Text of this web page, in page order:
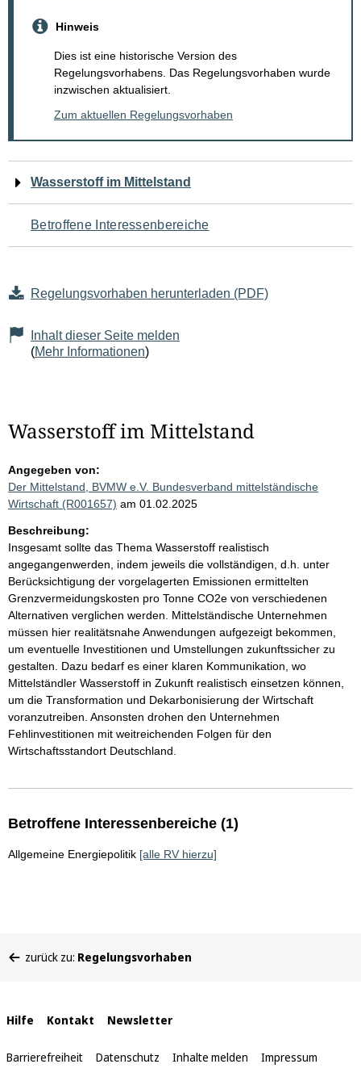
Hinweis
Dies ist eine historische Version des
Regelungsvorhabens. Das Regelungsvorhaben wurde
inzwischen aktualisiert.
Zum aktuellen Regelungsvorhaben
Navigation
für
den
Seiteninhalt
Wasserstoff im Mittelstand
Betroffene Interessenbereiche
Regelungsvorhaben herunterladen (PDF)
Inhalt dieser Seite melden
(Mehr Informationen)
Wasserstoff im Mittelstand
Angegeben von:
Der Mittelstand, BVMW e.V. Bundesverband mittelständische
Wirtschaft (R001657) am 01.02.2025
Beschreibung:
Insgesamt sollte das Thema Wasserstoff realistisch
angegangenwerden, indem jeweils die vollständigen, d.h. unter
Berücksichtigung der vorgelagerten Emissionen ermittelten
Grenzvermeidungskosten pro Tonne CO2e von verschiedenen
Alternativen verglichen werden. Mittelständische Unternehmen
müssen hier realitätsnahe Anwendungen aufgezeigt bekommen,
um eventuelle Investitionen und Umstellungen zukunftssicher zu
gestalten. Dazu bedarf es einer klaren Kommunikation, wo
Mittelständler Wasserstoff in Zukunft realistisch einsetzen können,
um die Transformation und Dekarbonisierung der Wirtschaft
voranzutreiben. Ansonsten drohen den Unternehmen
Fehlinvestitionen mit weitreichenden Folgen für den
Wirtschaftsstandort Deutschland.
Betroffene Interessenbereiche (1)
Allgemeine Energiepolitik [alle RV hierzu]
befinden
zurück zu: Regelungsvorhaben
Interne
Links
Hilfe Kontakt Newsletter
Barrierefreiheit Datenschutz Inhalte melden Impressum